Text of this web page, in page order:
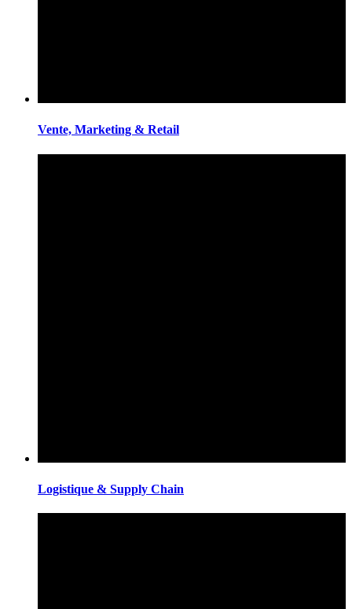
Vente, Marketing & Retail
Logistique & Supply Chain